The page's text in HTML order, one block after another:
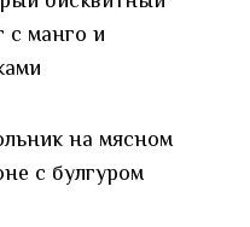
с манго и
на мясном
с булгуром